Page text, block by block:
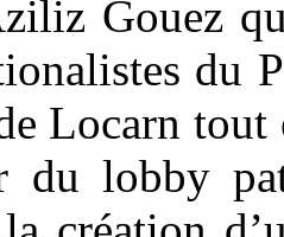
Gouez
du
Locarn
du lobby